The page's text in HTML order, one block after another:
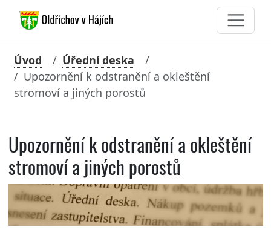
Úvod
Úřední deska
Upozornění k odstranění a okleštění
stromoví a jiných porostů
Upozornění k odstranění a okleštění
stromoví a jiných porostů